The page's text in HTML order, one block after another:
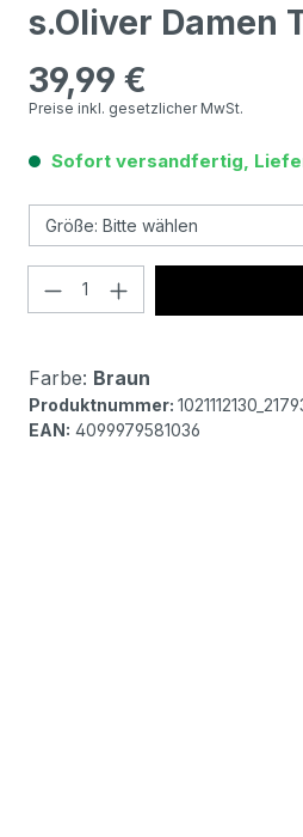
s.Oliver Damen
Regulärer Preis:
39,99 €
Preise inkl. gesetzlicher MwSt.
Sofort versandfertig,
Produkt Anzahl:
Farbe: Braun
Produktnummer:
EAN: 4099979581036